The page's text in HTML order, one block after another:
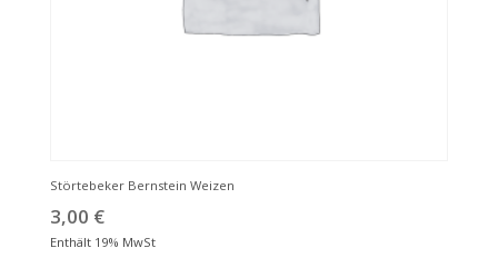
Störtebeker Bernstein Weizen
3,00 €
Enthält 19% MwSt